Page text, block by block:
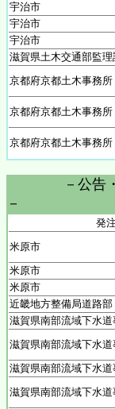
宇治市
宇治市
宇治市
滋賀県土木交通部監理
京都府京都土木事務所
京都府京都土木事務所
京都府京都土木事務所
－公告・公
－
発
米原市
米原市
米原市
近畿地方整備局道路部
滋賀県南部流域下水道
滋賀県南部流域下水道
滋賀県南部流域下水道
滋賀県南部流域下水道